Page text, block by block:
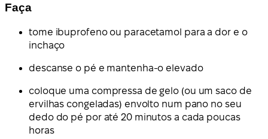
Faça
tome ibuprofeno ou paracetamol para a dor e o
inchaço
descanse o pé e mantenha-o elevado
coloque uma compressa de gelo (ou um saco de
ervilhas congeladas) envolto num pano no seu
dedo do pé por até 20 minutos a cada poucas
horas